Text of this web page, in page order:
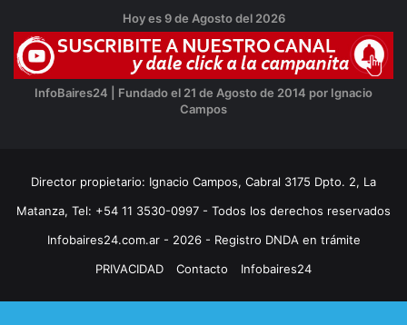
Hoy es 9 de Agosto del 2026
InfoBaires24 | Fundado el 21 de Agosto de 2014 por Ignacio
Campos
Director propietario: Ignacio Campos, Cabral 3175 Dpto. 2, La
Matanza, Tel: +54 11 3530-0997 - Todos los derechos reservados
Infobaires24.com.ar - 2026 - Registro DNDA en trámite
PRIVACIDAD
Contacto Infobaires24